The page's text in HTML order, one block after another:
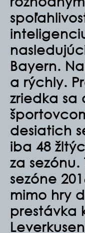
Bayern.
a rýchly.
zriedka sa
desiatich
iba 48
za
sezóne
mimo hry
prestávka